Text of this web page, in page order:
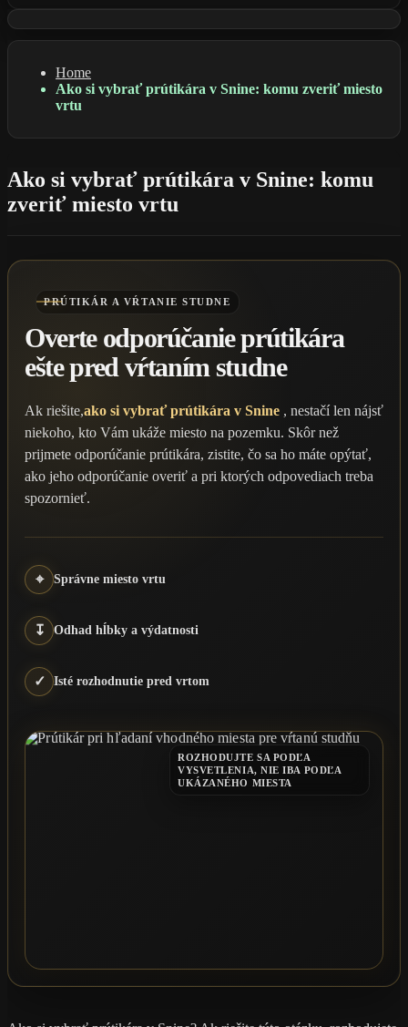
Home
Ako si vybrať prútikára v Snine: komu zveriť miesto
vrtu
Ako si vybrať prútikára v Snine: komu
zveriť miesto vrtu
PRÚTIKÁR A VŔTANIE STUDNE
Overte odporúčanie prútikára
ešte pred vŕtaním studne
Ak riešite,ako si vybrať prútikára v Snine , nestačí len nájsť
niekoho, kto Vám ukáže miesto na pozemku. Skôr než
prijmete odporúčanie prútikára, zistite, čo sa ho máte opýtať,
ako jeho odporúčanie overiť a pri ktorých odpovediach treba
spozornieť.
⌖ Správne miesto vrtu
↧ Odhad hĺbky a výdatnosti
✓ Isté rozhodnutie pred vrtom
ROZHODUJTE SA PODĽA
VYSVETLENIA, NIE IBA PODĽA
UKÁZANÉHO MIESTA